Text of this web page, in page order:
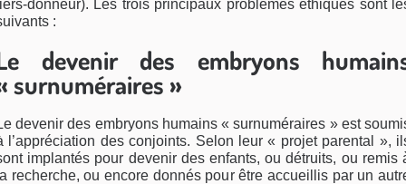
donneur). Les trois principaux problèmes éthiques sont
:
devenir des embryons
surnuméraires »
devenir des embryons humains « surnuméraires » est
l’appréciation des conjoints. Selon leur « projet parental »,
implantés pour devenir des enfants, ou détruits, ou remis
recherche, ou encore donnés pour être accueillis par un